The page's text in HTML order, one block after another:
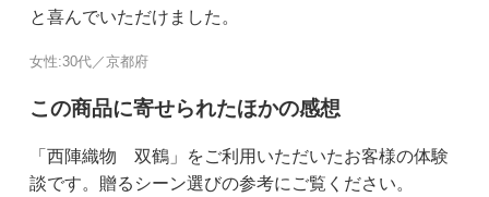
と喜んでいただけました。
女性:30代／京都府
この商品に寄せられたほかの感想
「西陣織物 双鶴」をご利用いただいたお客様の体験
談です。贈るシーン選びの参考にご覧ください。